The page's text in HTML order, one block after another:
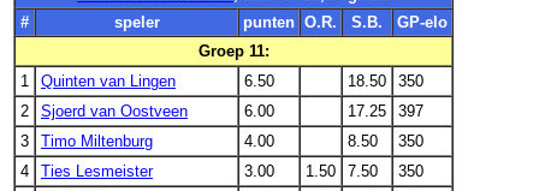
#
speler punten O.R. S.B.
GP-elo
Groep 11:
1
Quinten van Lingen 6.50 18.50
350
2
Sjoerd van Oostveen 6.00 17.25
397
3
Timo Miltenburg 4.00 8.50
350
4
Ties Lesmeister 3.00 1.50 7.50
350